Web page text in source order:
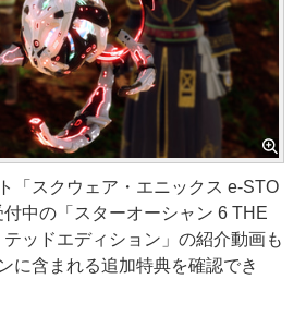
「スクウェア・エニックス e-STO
中の「スターオーシャン 6 THE
ッドエディション」の紹介動画も
に含まれる追加特典を確認でき